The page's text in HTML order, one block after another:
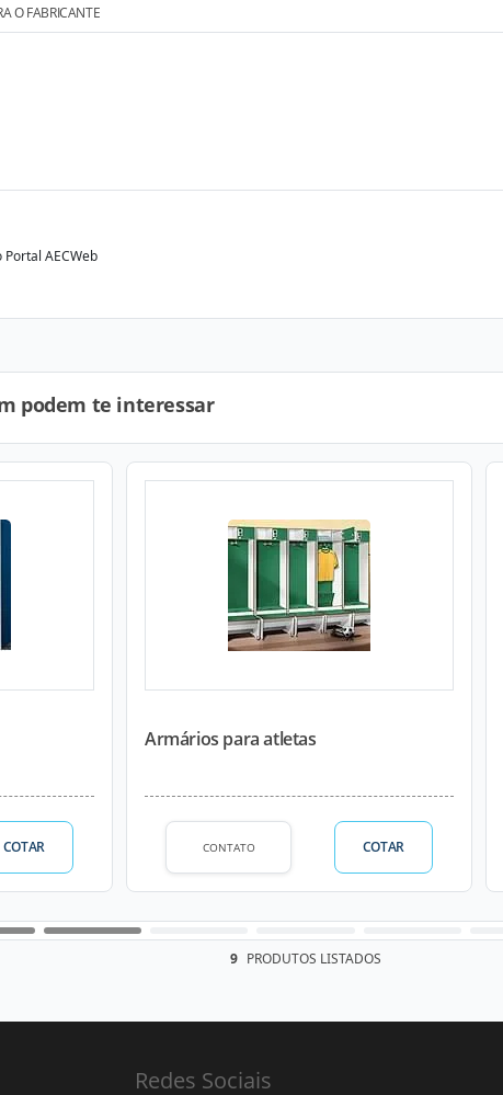
O FABRICANTE
AECWeb
podem te interessar
COTAR
Armários para atletas
CONTATO COTAR
9 PRODUTOS LISTADOS
Redes Sociais